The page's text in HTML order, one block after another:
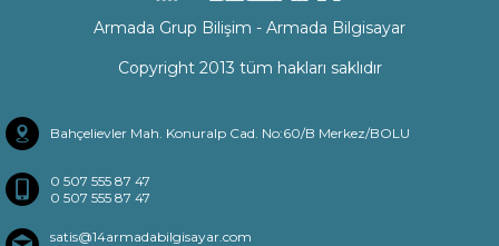
Armada Grup Bilişim - Armada Bilgisayar
Copyright 2013 tüm hakları saklıdır
Bahçelievler Mah. Konuralp Cad. No:60/B Merkez/BOLU
0 507 555 87 47
0 507 555 87 47
satis@14armadabilgisayar.com